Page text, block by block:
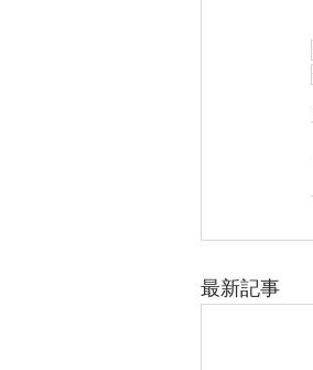
最新記事